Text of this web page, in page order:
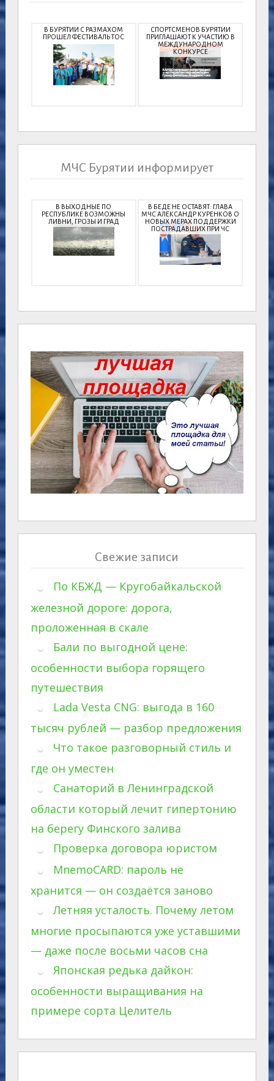
В БУРЯТИИ С РАЗМАХОМ
ПРОШЕЛ ФЕСТИВАЛЬ ТОС
СПОРТСМЕНОВ БУРЯТИИ
ПРИГЛАШАЮТ К УЧАСТИЮ В
МЕЖДУНАРОДНОМ
КОНКУРСЕ
МЧС Бурятии информирует
В ВЫХОДНЫЕ ПО
РЕСПУБЛИКЕ ВОЗМОЖНЫ
ЛИВНИ, ГРОЗЫ И ГРАД
В БЕДЕ НЕ ОСТАВЯТ: ГЛАВА
МЧС АЛЕКСАНДР КУРЕНКОВ О
НОВЫХ МЕРАХ ПОДДЕРЖКИ
ПОСТРАДАВШИХ ПРИ ЧС
Свежие записи
По КБЖД — Кругобайкальской
железной дороге: дорога,
проложенная в скале
Бали по выгодной цене:
особенности выбора горящего
путешествия
Lada Vesta CNG: выгода в 160
тысяч рублей — разбор предложения
Что такое разговорный стиль и
где он уместен
Санаторий в Ленинградской
области который лечит гипертонию
на берегу Финского залива
Проверка договора юристом
MnemoCARD: пароль не
хранится — он создаётся заново
Летняя усталость. Почему летом
многие просыпаются уже уставшими
— даже после восьми часов сна
Японская редька дайкон:
особенности выращивания на
примере сорта Целитель